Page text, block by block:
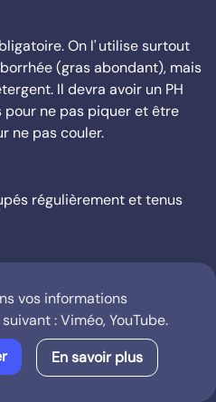
vos informations
:Viméo, YouTube.
En savoir plus
On l' utilise surtout
(gras abondant), mais
Il devra avoir un PH
ne pas piquer et être
ne pas couler.
régulièrement et tenus
tige pour les oreilles,
externe des oreilles, à la